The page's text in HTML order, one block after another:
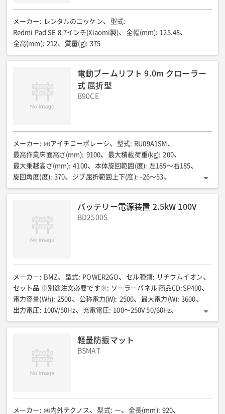
メーカー : レンタルのニッケン 型式:
Redmi Pad SE 8.7インチ(Xiaomi製)
全幅(mm): 125.48
全高(mm): 212 質量(g): 375
電動ブームリフト 9.0m クローラー
式 屈折型
B90CE
メーカー : ㈱アイチコーポレーシ 型式: RU09A1SM
最高作業床面高さ(mm): 9100 最大積載荷重(kg): 200
最大乗越高さ(mm): 4100 本体旋回範囲(度): 左185〜右185
旋回角度(度): 370 ジブ屈折範囲上下(度): -26〜53
ジブ起伏(度): -33〜66 ジブブーム長さ(mm): 2000
作業床全幅(mm): 1200
作業床全高(mm)
1000 登坂能力
最小回転半径外輪(mm)
ノンマーキングゴムクローラ
全長(mm): 4700 全幅(mm):
1750
全高(mm) : 2210 機械質量(kg): 3900 車両総重量(kg):
4100
接地圧(kPa{kgf/cm2}): 65 走行速度(km/h):
低速:0.7 高速:1.3
バッテリー電源装置 2.5kW 100V
BD2500S
メーカー : BMZ 型式: POWER2GO セル種類:
リチウムイオン
セット品 ※別途注文必要です※ : ソーラーパネル 商品CD:SP400
電力容量(Wh): 2500 公称電力(W): 2500 最大電力(W): 3600
出力電圧: 100V/50Hz 充電電圧: 100〜250V 50/60Hz
充電電力(W): 1000 重量(kg): 25 寸法(ハンドル含む)(mm):
軽量防振マット
BSMAT
メーカー : ㈱内外テクノス 型式: ー 全長(mm): 920